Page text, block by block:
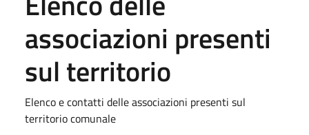
associazioni presenti
sul territorio
Elenco e contatti delle associazioni presenti sul
territorio comunale